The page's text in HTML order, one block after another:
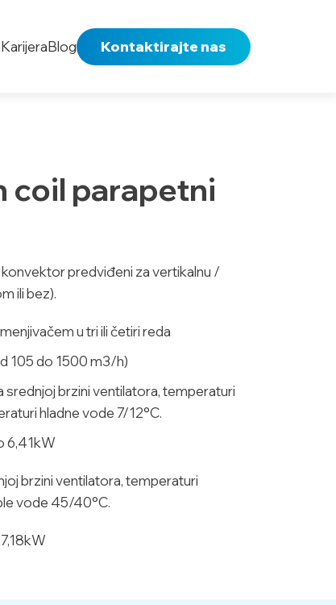
KarijeraBlog Kontaktirajte nas
coil parapetni
predviđeni za vertikalnu /
ili bez).
u tri ili četiri reda
105 do 1500 m3/h)
srednjoj brzini ventilatora, temperaturi
hladne vode 7/12°C.
6,41kW
brzini ventilatora, temperaturi
vode 45/40°C.